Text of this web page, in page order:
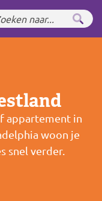
appartement in
woon je
snel verder.